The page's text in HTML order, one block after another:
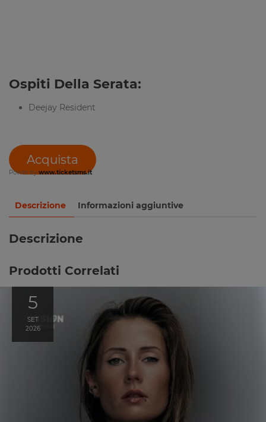
Ospiti Della Serata:
Deejay Resident
Acquista
Power by www.ticketsms.it
Descrizione Informazioni aggiuntive
Descrizione
Prodotti Correlati
5
SET
2026